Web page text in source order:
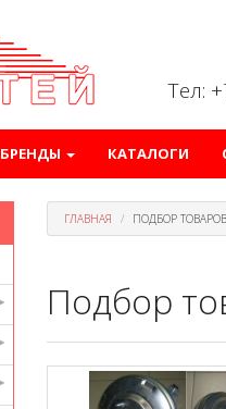
Тел:
БРЕНДЫ КАТАЛОГИ
ГЛАВНАЯ ПОДБОР ТОВАРОВ
Подбор